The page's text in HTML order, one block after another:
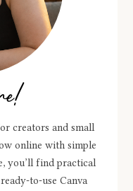
creators and small
online with simple
you’ll find practical
to-use Canva